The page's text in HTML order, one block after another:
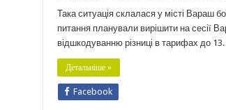
Така ситуація склалася у місті Вараш
питання планували вирішити на сесії
відшкодуванню різниці в тарифах до
Детальніше »
Facebook